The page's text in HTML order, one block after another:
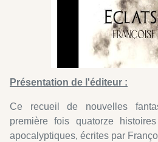
Présentation de l'éditeur :
Ce recueil de nouvelles
première fois quatorze
apocalyptiques, écrites par